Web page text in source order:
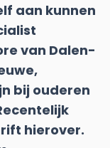
aan kunnen
van Dalen-
bij ouderen
hierover.